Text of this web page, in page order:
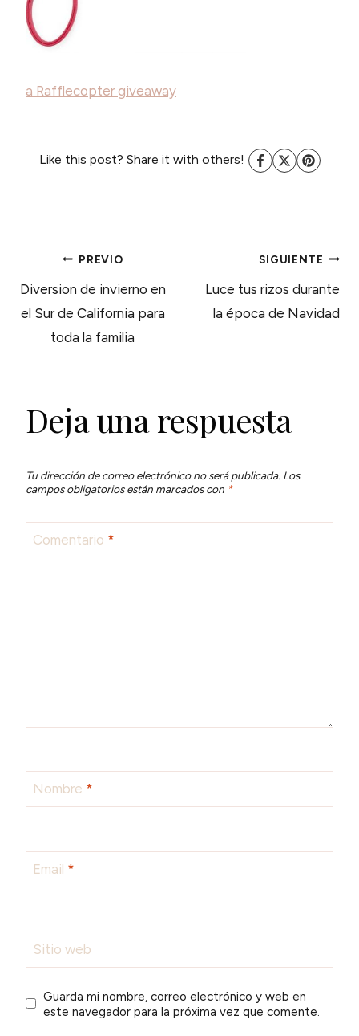
a Rafflecopter giveaway
Like this post? Share it with others!
NAVEGACIÓN
DE
PREVIO
Diversion de invierno en
el Sur de California para
toda la familia
SIGUIENTE
Luce tus rizos durante
la época de Navidad
Deja una respuesta
Tu dirección de correo electrónico no será publicada. Los
campos obligatorios están marcados con *
Comentario *
Nombre *
Email *
Sitio web
Guarda mi nombre, correo electrónico y web en
este navegador para la próxima vez que comente.